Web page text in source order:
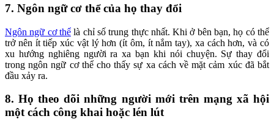
7. Ngôn ngữ cơ thể của họ thay đổi
Ngôn ngữ cơ thểlà chỉ số trung thực nhất. Khi ở bên bạn, họ có thể
trở nên ít tiếp xúc vật lý hơn (ít ôm, ít nắm tay), xa cách hơn, và có
xu hướng nghiêng người ra xa bạn khi nói chuyện. Sự thay đổi
trong ngôn ngữ cơ thể cho thấy sự xa cách về mặt cảm xúc đã bắt
đầu xảy ra.
8. Họ theo dõi những người mới trên mạng xã hội
một cách công khai hoặc lén lút